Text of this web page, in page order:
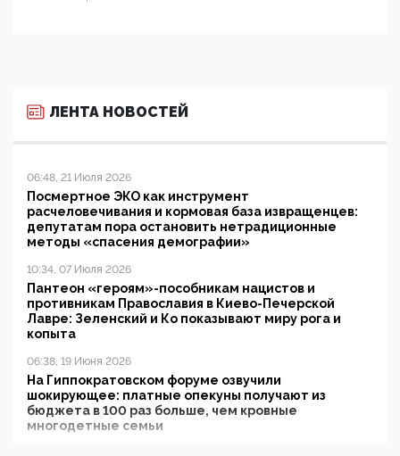
ЛЕНТА НОВОСТЕЙ
06:48, 21 Июля 2026
Посмертное ЭКО как инструмент
расчеловечивания и кормовая база извращенцев:
депутатам пора остановить нетрадиционные
методы «спасения демографии»
10:34, 07 Июля 2026
Пантеон «героям»-пособникам нацистов и
противникам Православия в Киево-Печерской
Лавре: Зеленский и Ко показывают миру рога и
копыта
06:38, 19 Июня 2026
На Гиппократовском форуме озвучили
шокирующее: платные опекуны получают из
бюджета в 100 раз больше, чем кровные
многодетные семьи